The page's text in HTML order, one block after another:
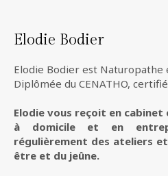
Elodie Bodier
Elodie Bodier est Naturopathe
Diplômée du CENATHO,
Elodie vous reçoit en
à domicile et en
régulièrement des ateliers
être et du jeûne.